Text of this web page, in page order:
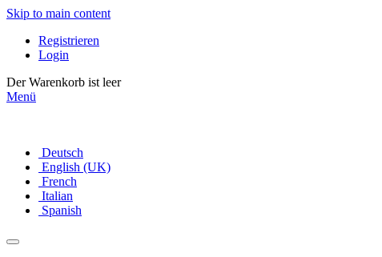
Skip to main content
Registrieren
Login
Der Warenkorb ist leer
Menü
Deutsch
English (UK)
French
Italian
Spanish